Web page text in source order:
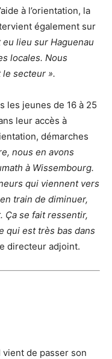
à l’orientation, la
également sur
lieu sur Haguenau
locales. Nous
secteur ».
les jeunes de 16 à 25
leur accès à
démarches
nous en avons
à Wissembourg.
qui viennent vers
train de diminuer,
Ça se fait ressentir,
qui est très bas dans
directeur adjoint.
vient de passer son